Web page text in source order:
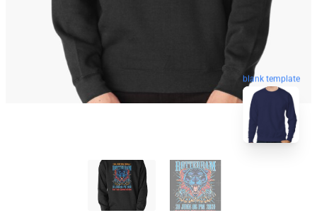
blank template